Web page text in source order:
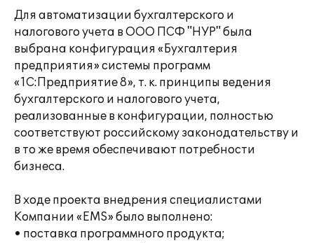
Для автоматизации бухгалтерского и
налогового учета в ООО ПСФ "НУР" была
выбрана конфигурация «Бухгалтерия
предприятия» системы программ
«1С:Предприятие 8», т. к. принципы ведения
бухгалтерского и налогового учета,
реализованные в конфигурации, полностью
соответствуют российскому законодательству и
в то же время обеспечивают потребности
бизнеса.
В ходе проекта внедрения специалистами
Компании «EMS» было выполнено:
• поставка программного продукта;